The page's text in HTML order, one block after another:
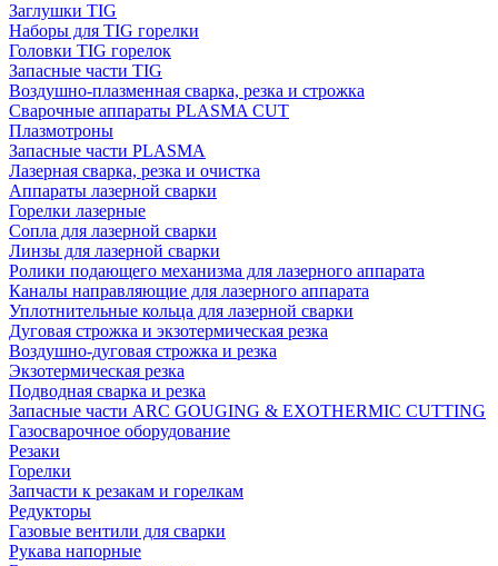
Заглушки TIG
Наборы для TIG горелки
Головки TIG горелок
Запасные части TIG
Воздушно-плазменная сварка, резка и строжка
Сварочные аппараты PLASMA CUT
Плазмотроны
Запасные части PLASMA
Лазерная сварка, резка и очистка
Аппараты лазерной сварки
Горелки лазерные
Сопла для лазерной сварки
Линзы для лазерной сварки
Ролики подающего механизма для лазерного аппарата
Каналы направляющие для лазерного аппарата
Уплотнительные кольца для лазерной сварки
Дуговая строжка и экзотермическая резка
Воздушно-дуговая строжка и резка
Экзотермическая резка
Подводная сварка и резка
Запасные части ARC GOUGING & EXOTHERMIC CUTTING
Газосварочное оборудование
Резаки
Горелки
Запчасти к резакам и горелкам
Редукторы
Газовые вентили для сварки
Рукава напорные